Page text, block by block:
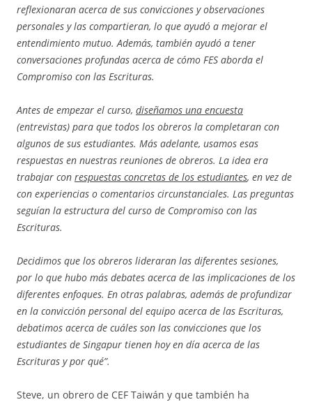
reflexionaran acerca de sus convicciones y observaciones
personales y las compartieran, lo que ayudó a mejorar el
entendimiento mutuo. Además, también ayudó a tener
conversaciones profundas acerca de cómo FES aborda el
Compromiso con las Escrituras.
Antes de empezar el curso, diseñamos una encuesta
(entrevistas) para que todos los obreros la completaran con
algunos de sus estudiantes. Más adelante, usamos esas
respuestas en nuestras reuniones de obreros. La idea era
trabajar con respuestas concretas de los estudiantes, en vez de
con experiencias o comentarios circunstanciales. Las preguntas
seguían la estructura del curso de Compromiso con las
Escrituras.
Decidimos que los obreros lideraran las diferentes sesiones,
por lo que hubo más debates acerca de las implicaciones de los
diferentes enfoques. En otras palabras, además de profundizar
en la convicción personal del equipo acerca de las Escrituras,
debatimos acerca de cuáles son las convicciones que los
estudiantes de Singapur tienen hoy en día acerca de las
Escrituras y por qué”.
Steve, un obrero de CEF Taiwán y que también ha